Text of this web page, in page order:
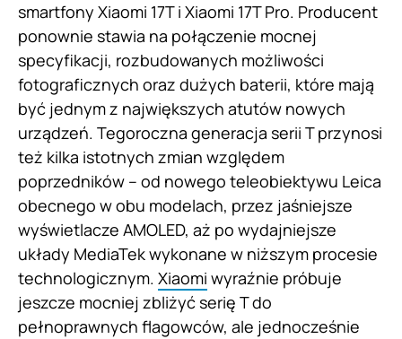
smartfony Xiaomi 17T i Xiaomi 17T Pro. Producent
ponownie stawia na połączenie mocnej
specyfikacji, rozbudowanych możliwości
fotograficznych oraz dużych baterii, które mają
być jednym z największych atutów nowych
urządzeń. Tegoroczna generacja serii T przynosi
też kilka istotnych zmian względem
poprzedników – od nowego teleobiektywu Leica
obecnego w obu modelach, przez jaśniejsze
wyświetlacze AMOLED, aż po wydajniejsze
układy MediaTek wykonane w niższym procesie
technologicznym. Xiaomi wyraźnie próbuje
jeszcze mocniej zbliżyć serię T do
pełnoprawnych flagowców, ale jednocześnie